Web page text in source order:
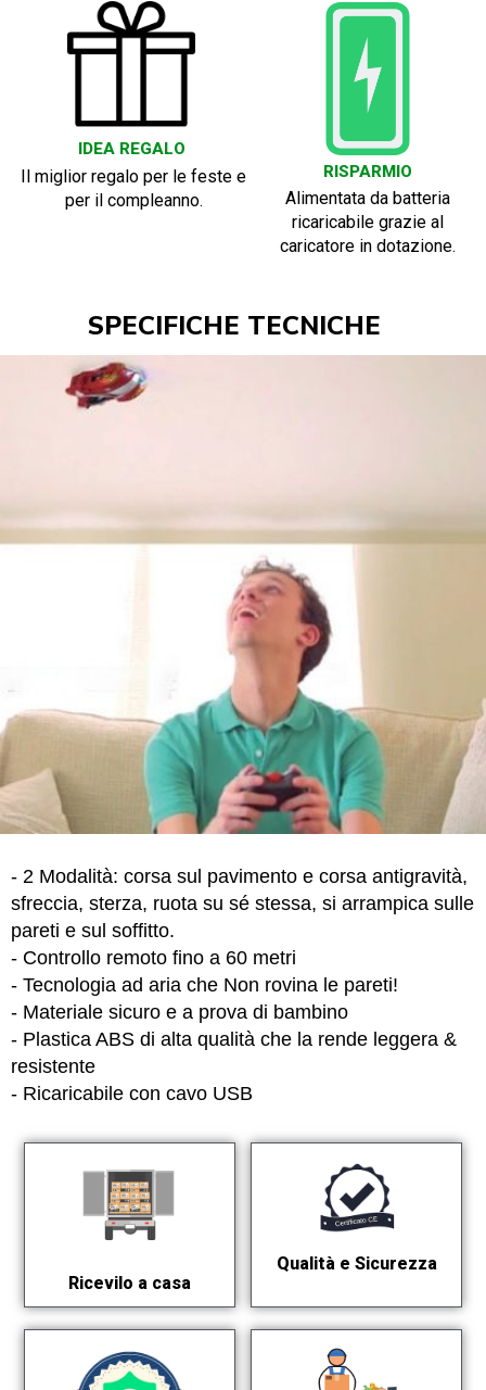
IDEA REGALO
Il miglior regalo per le feste e
per il compleanno.
RISPARMIO
Alimentata da batteria
ricaricabile grazie al
caricatore in dotazione.
SPECIFICHE TECNICHE
- 2 Modalità: corsa sul pavimento e corsa antigravità,
sfreccia, sterza, ruota su sé stessa, si arrampica sulle
pareti e sul soffitto.
- Controllo remoto fino a 60 metri
- Tecnologia ad aria che Non rovina le pareti!
- Materiale sicuro e a prova di bambino
- Plastica ABS di alta qualità che la rende leggera &
resistente
- Ricaricabile con cavo USB
Ricevilo a casa
Qualità e Sicurezza